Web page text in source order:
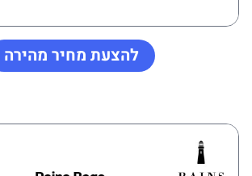
להצעת מחיר מהירה